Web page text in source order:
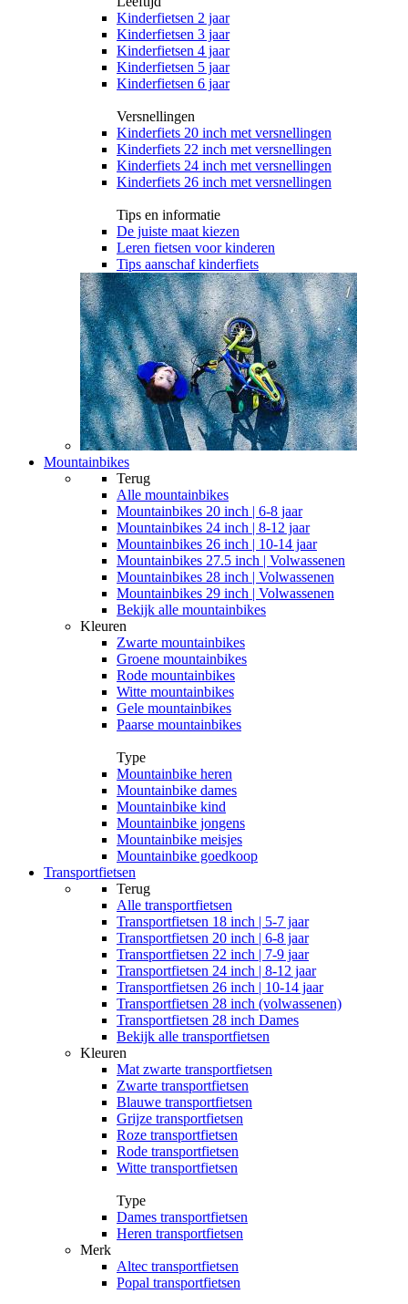
Kinderfietsen 2 jaar
Kinderfietsen 3 jaar
Kinderfietsen 4 jaar
Kinderfietsen 5 jaar
Kinderfietsen 6 jaar
Versnellingen
Kinderfiets 20 inch met versnellingen
Kinderfiets 22 inch met versnellingen
Kinderfiets 24 inch met versnellingen
Kinderfiets 26 inch met versnellingen
Tips en informatie
De juiste maat kiezen
Leren fietsen voor kinderen
Tips aanschaf kinderfiets
Mountainbikes
Terug
Alle mountainbikes
Mountainbikes 20 inch | 6-8 jaar
Mountainbikes 24 inch | 8-12 jaar
Mountainbikes 26 inch | 10-14 jaar
Mountainbikes 27.5 inch | Volwassenen
Mountainbikes 28 inch | Volwassenen
Mountainbikes 29 inch | Volwassenen
Bekijk alle mountainbikes
Kleuren
Zwarte mountainbikes
Groene mountainbikes
Rode mountainbikes
Witte mountainbikes
Gele mountainbikes
Paarse mountainbikes
Type
Mountainbike heren
Mountainbike dames
Mountainbike kind
Mountainbike jongens
Mountainbike meisjes
Mountainbike goedkoop
Transportfietsen
Terug
Alle transportfietsen
Transportfietsen 18 inch | 5-7 jaar
Transportfietsen 20 inch | 6-8 jaar
Transportfietsen 22 inch | 7-9 jaar
Transportfietsen 24 inch | 8-12 jaar
Transportfietsen 26 inch | 10-14 jaar
Transportfietsen 28 inch (volwassenen)
Transportfietsen 28 inch Dames
Bekijk alle transportfietsen
Kleuren
Mat zwarte transportfietsen
Zwarte transportfietsen
Blauwe transportfietsen
Grijze transportfietsen
Roze transportfietsen
Rode transportfietsen
Witte transportfietsen
Type
Dames transportfietsen
Heren transportfietsen
Merk
Altec transportfietsen
Popal transportfietsen